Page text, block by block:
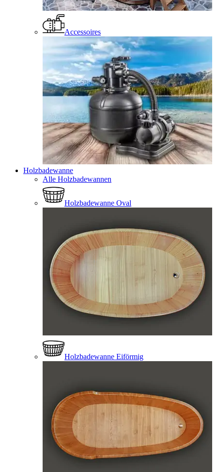
Accessoires
Holzbadewanne
Alle Holzbadewannen
Holzbadewanne Oval
Holzbadewanne Eiförmig